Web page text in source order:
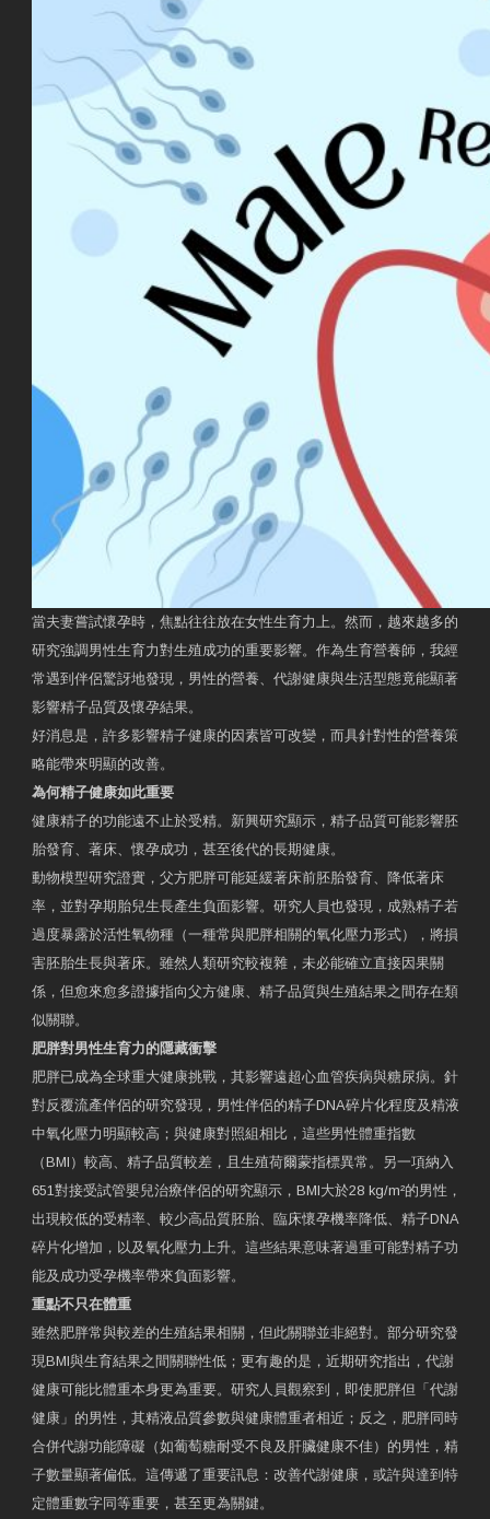
當夫妻嘗試懷孕時，焦點往往放在女性生育力上。然而，越來越多的
研究強調男性生育力對生殖成功的重要影響。作為生育營養師，我經
常遇到伴侶驚訝地發現，男性的營養、代謝健康與生活型態竟能顯著
影響精子品質及懷孕結果。
好消息是，許多影響精子健康的因素皆可改變，而具針對性的營養策
略能帶來明顯的改善。
為何精子健康如此重要
健康精子的功能遠不止於受精。新興研究顯示，精子品質可能影響胚
胎發育、著床、懷孕成功，甚至後代的長期健康。
動物模型研究證實，父方肥胖可能延緩著床前胚胎發育、降低著床
率，並對孕期胎兒生長產生負面影響。研究人員也發現，成熟精子若
過度暴露於活性氧物種（一種常與肥胖相關的氧化壓力形式），將損
害胚胎生長與著床。雖然人類研究較複雜，未必能確立直接因果關
係，但愈來愈多證據指向父方健康、精子品質與生殖結果之間存在類
似關聯。
肥胖對男性生育力的隱藏衝擊
肥胖已成為全球重大健康挑戰，其影響遠超心血管疾病與糖尿病。針
對反覆流產伴侶的研究發現，男性伴侶的精子DNA碎片化程度及精液
中氧化壓力明顯較高；與健康對照組相比，這些男性體重指數
（BMI）較高、精子品質較差，且生殖荷爾蒙指標異常。另一項納入
651對接受試管嬰兒治療伴侶的研究顯示，BMI大於28 kg/m²的男性，
出現較低的受精率、較少高品質胚胎、臨床懷孕機率降低、精子DNA
碎片化增加，以及氧化壓力上升。這些結果意味著過重可能對精子功
能及成功受孕機率帶來負面影響。
重點不只在體重
雖然肥胖常與較差的生殖結果相關，但此關聯並非絕對。部分研究發
現BMI與生育結果之間關聯性低；更有趣的是，近期研究指出，代謝
健康可能比體重本身更為重要。研究人員觀察到，即使肥胖但「代謝
健康」的男性，其精液品質參數與健康體重者相近；反之，肥胖同時
合併代謝功能障礙（如葡萄糖耐受不良及肝臟健康不佳）的男性，精
子數量顯著偏低。這傳遞了重要訊息：改善代謝健康，或許與達到特
定體重數字同等重要，甚至更為關鍵。